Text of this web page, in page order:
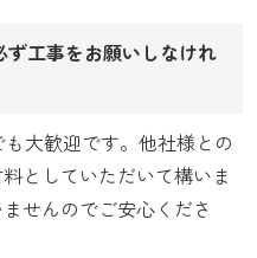
工事をお願いしなけれ
大歓迎です。他社様との
としていただいて構いま
せんのでご安心くださ